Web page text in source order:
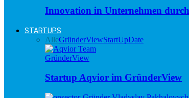
Innovation in Unternehmen
STARTUPS
AlleGründerViewStartUpDate
GründerView
Startup Aqvior im GründerView